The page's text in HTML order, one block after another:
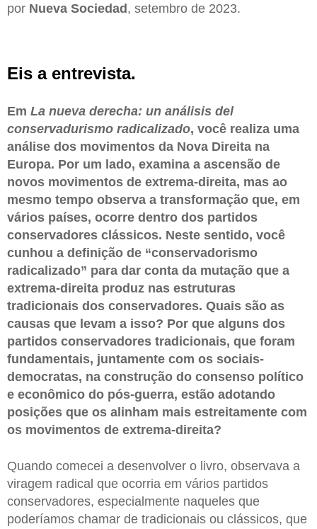
por Nueva Sociedad, setembro de 2023.
Eis a entrevista.
Em La nueva derecha: un análisis del
conservadurismo radicalizado, você realiza uma
análise dos movimentos da Nova Direita na
Europa. Por um lado, examina a ascensão de
novos movimentos de extrema-direita, mas ao
mesmo tempo observa a transformação que, em
vários países, ocorre dentro dos partidos
conservadores clássicos. Neste sentido, você
cunhou a definição de “conservadorismo
radicalizado” para dar conta da mutação que a
extrema-direita produz nas estruturas
tradicionais dos conservadores. Quais são as
causas que levam a isso? Por que alguns dos
partidos conservadores tradicionais, que foram
fundamentais, juntamente com os sociais-
democratas, na construção do consenso político
e econômico do pós-guerra, estão adotando
posições que os alinham mais estreitamente com
os movimentos de extrema-direita?
Quando comecei a desenvolver o livro, observava a
viragem radical que ocorria em vários partidos
conservadores, especialmente naqueles que
poderíamos chamar de tradicionais ou clássicos, que